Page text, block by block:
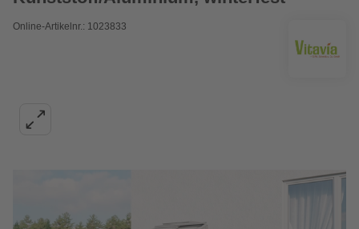
Online-Artikelnr.: 1023833